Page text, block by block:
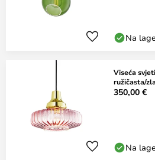
Na
Viseća
ružičasta/
350,00 €
Na